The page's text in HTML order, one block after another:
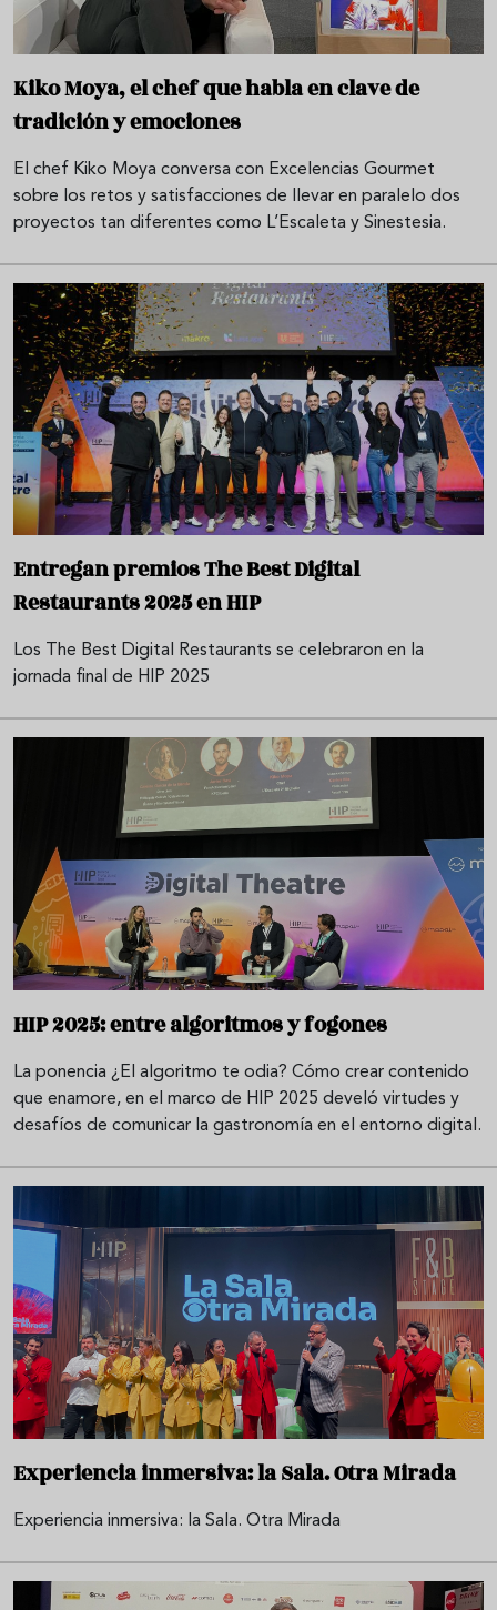
Kiko Moya, el chef que habla en clave de
tradición y emociones
El chef Kiko Moya conversa con Excelencias Gourmet
sobre los retos y satisfacciones de llevar en paralelo dos
proyectos tan diferentes como L’Escaleta y Sinestesia.
Entregan premios The Best Digital
Restaurants 2025 en HIP
Los The Best Digital Restaurants se celebraron en la
jornada final de HIP 2025
HIP 2025: entre algoritmos y fogones
La ponencia ¿El algoritmo te odia? Cómo crear contenido
que enamore, en el marco de HIP 2025 develó virtudes y
desafíos de comunicar la gastronomía en el entorno digital.
Experiencia inmersiva: la Sala. Otra Mirada
Experiencia inmersiva: la Sala. Otra Mirada